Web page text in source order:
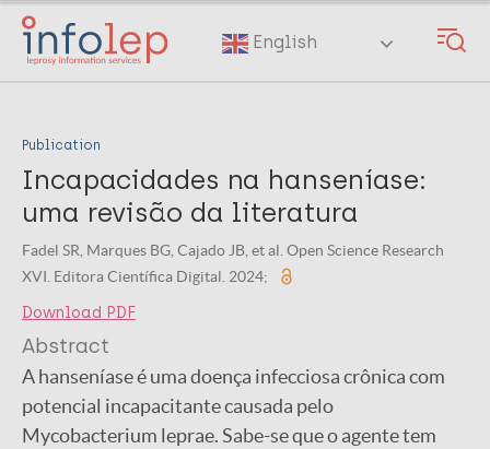
Skip
main
English
Publication
Incapacidades na hanseníase:
uma revisão da literatura
Fadel SR, Marques BG, Cajado JB, et al. Open Science Research
XVI. Editora Científica Digital. 2024;
Download PDF
Abstract
A hanseníase é uma doença infecciosa crônica com
potencial incapacitante causada pelo
Mycobacterium leprae. Sabe-se que o agente tem